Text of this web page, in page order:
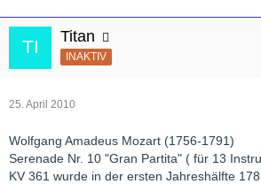
Titan
INAKTIV
25. April 2010
Wolfgang Amadeus Mozart (1756-1791)
Serenade Nr. 10 "Gran Partita" ( für 13
KV 361 wurde in der ersten Jahreshälfte